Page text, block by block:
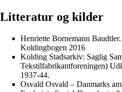
Litteratur og kilder
Henriette Bornemann Baudtler.
Koldingbogen 2016
Kolding Stadsarkiv: Saglig
Tekstilfabrikantforeningen)
1937-44.
Osvald Osvald – Danmarks